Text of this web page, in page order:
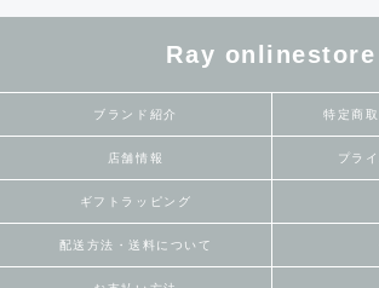
Ray onlinestore
ブランド紹介
店舗情報
ギフトラッピング
配送方法・送料について
特定商
プラ